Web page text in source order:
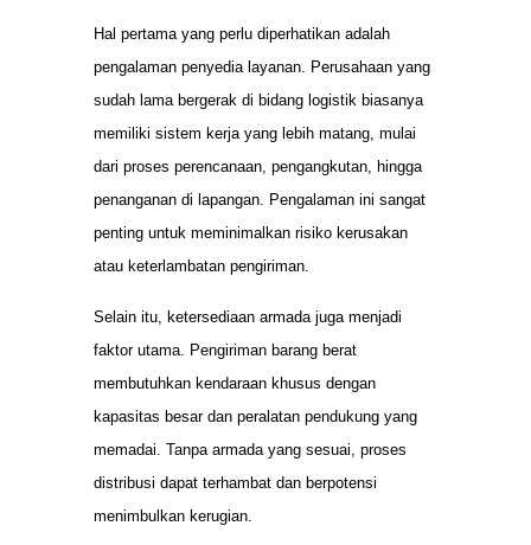
Hal pertama yang perlu diperhatikan adalah
pengalaman penyedia layanan. Perusahaan yang
sudah lama bergerak di bidang logistik biasanya
memiliki sistem kerja yang lebih matang, mulai
dari proses perencanaan, pengangkutan, hingga
penanganan di lapangan. Pengalaman ini sangat
penting untuk meminimalkan risiko kerusakan
atau keterlambatan pengiriman.
Selain itu, ketersediaan armada juga menjadi
faktor utama. Pengiriman barang berat
membutuhkan kendaraan khusus dengan
kapasitas besar dan peralatan pendukung yang
memadai. Tanpa armada yang sesuai, proses
distribusi dapat terhambat dan berpotensi
menimbulkan kerugian.